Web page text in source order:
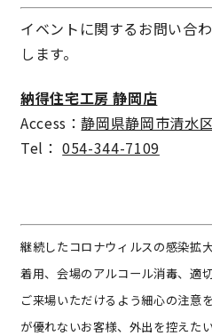
サイトマップ
イベントに関するお問い合
します。
納得住宅工房 静岡店
Access：静岡県静岡市清水
Tel：054-344-7109
継続したコロナウィルスの感染拡
着用、会場のアルコール消毒、適
ご来場いただけるよう細心の注意
が優れないお客様、外出を控えた